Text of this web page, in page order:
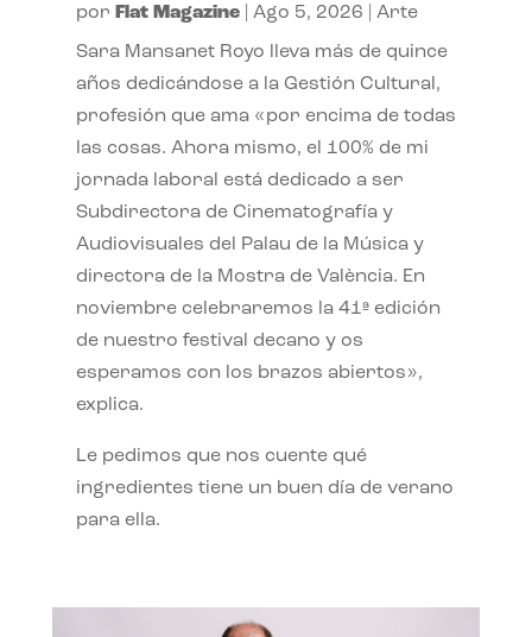
por Flat Magazine| Ago 5, 2026 Arte
Sara Mansanet Royo lleva más de quince
años dedicándose a la Gestión Cultural,
profesión que ama «por encima de todas
las cosas. Ahora mismo, el 100% de mi
jornada laboral está dedicado a ser
Subdirectora de Cinematografía y
Audiovisuales del Palau de la Música y
directora de la Mostra de València. En
noviembre celebraremos la 41ª edición
de nuestro festival decano y os
esperamos con los brazos abiertos»,
explica.
Le pedimos que nos cuente qué
ingredientes tiene un buen día de verano
para ella.